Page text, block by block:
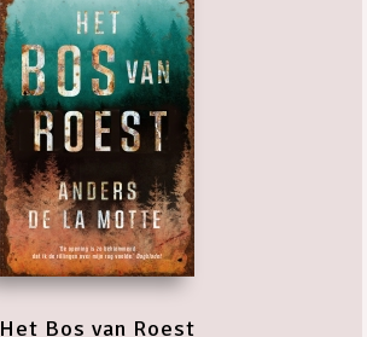
Het Bos van Roest